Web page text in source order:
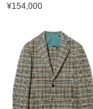
¥154,000